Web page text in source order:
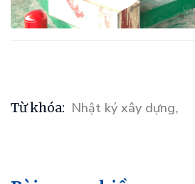
Từ khóa: Nhật ký xây dựng,